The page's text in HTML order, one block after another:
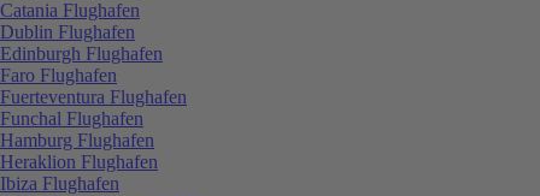
Catania Flughafen
Dublin Flughafen
Edinburgh Flughafen
Faro Flughafen
Fuerteventura Flughafen
Funchal Flughafen
Hamburg Flughafen
Heraklion Flughafen
Ibiza Flughafen